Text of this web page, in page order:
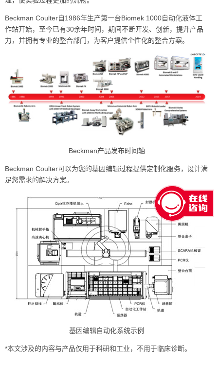
Beckman Coulter自1986年生产第一台Biomek 1000自动化液体工
作站开始，至今已有30余年时间，期间不断开发、创新，提升产品
力，并拥有专业的整合部门，为客户提供个性化的整合方案。
Beckman产品发布时间轴
Beckman Coulter可以为您的基因编辑过程提供定制化服务，设计满
足您需求的解决方案。
基因编辑自动化系统示例
*本文涉及的内容与产品仅用于科研和工业，不用于临床诊断。